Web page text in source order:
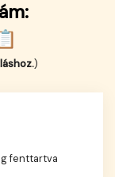
)
fenttartva